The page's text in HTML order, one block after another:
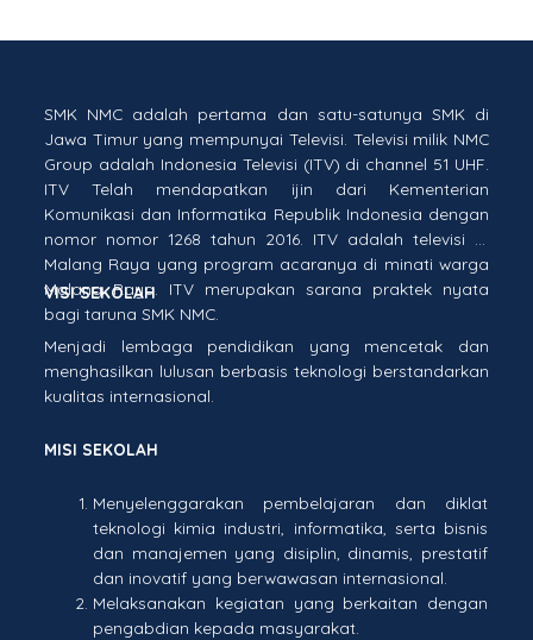
SMK NMC adalah pertama dan satu-satunya SMK di
Jawa Timur yang mempunyai Televisi. Televisi milik NMC
Group adalah Indonesia Televisi (ITV) di channel 51 UHF.
ITV Telah mendapatkan ijin dari Kementerian
Komunikasi dan Informatika Republik Indonesia dengan
nomor nomor 1268 tahun 2016. ITV adalah televisi di
Malang Raya yang program acaranya di minati warga
Malang Raya. ITV merupakan sarana praktek nyata
bagi taruna SMK NMC.
VISI SEKOLAH
Menjadi lembaga pendidikan yang mencetak dan
menghasilkan lulusan berbasis teknologi berstandarkan
kualitas internasional.
MISI SEKOLAH
Menyelenggarakan pembelajaran dan diklat
teknologi kimia industri, informatika, serta bisnis
dan manajemen yang disiplin, dinamis, prestatif
dan inovatif yang berwawasan internasional.
Melaksanakan kegiatan yang berkaitan dengan
pengabdian kepada masyarakat.